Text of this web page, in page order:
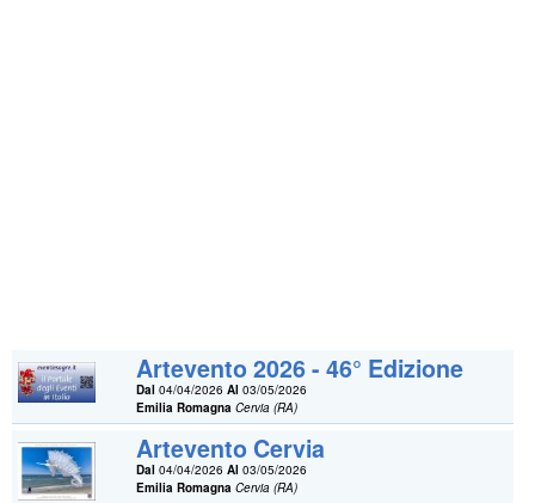
Artevento 2026 - 46° Edizione
Dal 04/04/2026Al 03/05/2026
Emilia Romagna Cervia (RA)
Artevento Cervia
Dal 04/04/2026Al 03/05/2026
Emilia Romagna Cervia (RA)